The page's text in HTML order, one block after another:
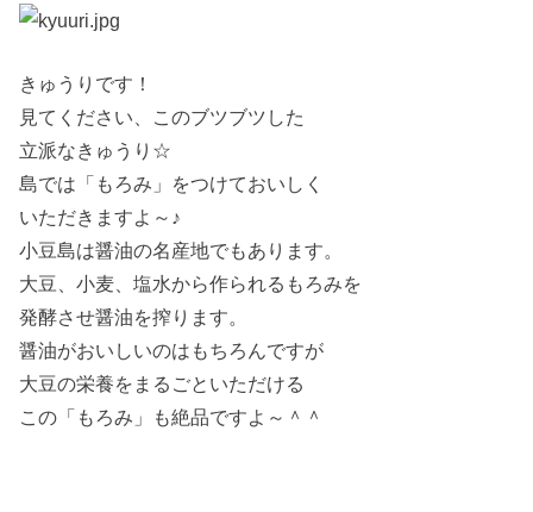
きゅうりです！
見てください、このブツブツした
立派なきゅうり☆
島では「もろみ」をつけておいしく
いただきますよ～♪
小豆島は醤油の名産地でもあります。
大豆、小麦、塩水から作られるもろみを
発酵させ醤油を搾ります。
醤油がおいしいのはもちろんですが
大豆の栄養をまるごといただける
この「もろみ」も絶品ですよ～＾＾